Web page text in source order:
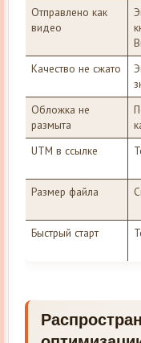
Отправлено как
видео
Качество не сжато
Обложка не
размыта
UTM в ссылке
Размер файла
Быстрый старт